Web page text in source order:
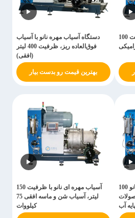
محفظه آسیاب افقی با ظرفیت 100
دستگاه آسیاب مهره نانو با آسیاب
فوق‌العاده ریز، ظرفیت 400 لیتر
(افقی)
بهترین قیمت رو بدست بیار
آسیاب مهره ای افقی درجه نانو 100
پایه آب
آسیاب مهره ای نانو با ظرفیت 150
لیتر، آسیاب شن و ماسه افقی 75
کیلووات